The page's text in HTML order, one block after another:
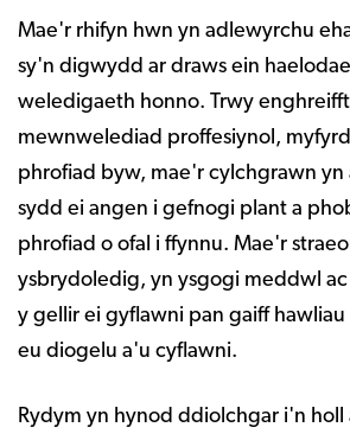
Mae'r rhifyn hwn yn adlewyrchu
sy'n digwydd ar draws ein
weledigaeth honno. Trwy
mewnwelediad proffesiynol,
phrofiad byw, mae'r cylchgrawn
sydd ei angen i gefnogi plant a
phrofiad o ofal i ffynnu. Mae'r
ysbrydoledig, yn ysgogi meddwl
y gellir ei gyflawni pan gaiff
eu diogelu a'u cyflawni.
Rydym yn hynod ddiolchgar i'n holl